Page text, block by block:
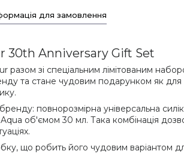
для замовлення
30th Anniversary Gift Set
разом зі спеціальним лімітованим
та стане чудовим подарунком як для
повнорозмірна універсальна
Aqua об'ємом 30 мл. Така комбінація
що робить його чудовим варіантом